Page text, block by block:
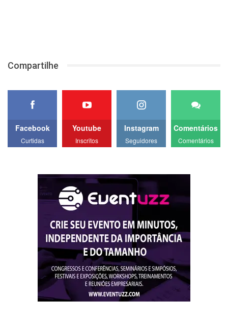
Compartilhe
Facebook
Curtidas
Youtube
Inscritos
Instagram
Seguidores
Comentários
Comentários